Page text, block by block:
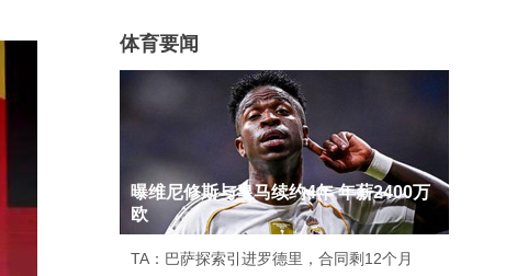
体育要闻
曝维尼修斯与皇马续约4年 年薪2400万
欧
TA：巴萨探索引进罗德里，合同剩12个月